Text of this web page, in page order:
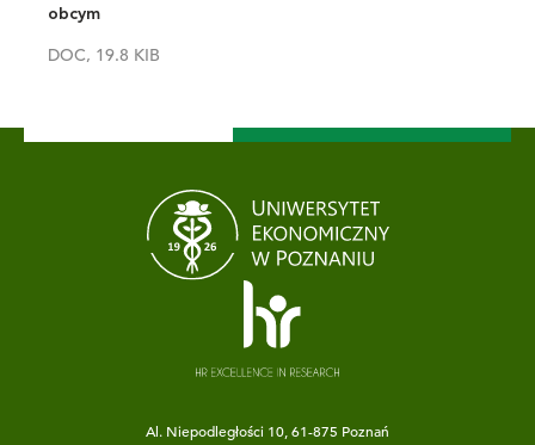
obcym
DOC, 19.8 KIB
Al. Niepodległości 10, 61-875 Poznań